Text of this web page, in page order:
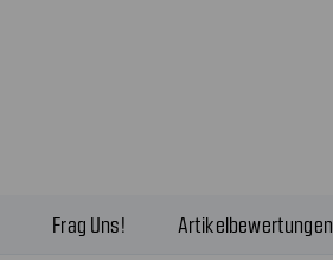
Frag Uns! Artikelbewertungen